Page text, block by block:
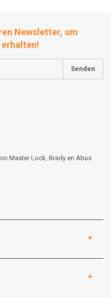
Newsletter, um
Senden
Master Lock, Brady en Abus